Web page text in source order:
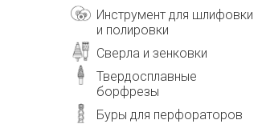
Инструмент для шлифовки
и полировки
Сверла и зенковки
Твердосплавные
борфрезы
Буры для перфораторов